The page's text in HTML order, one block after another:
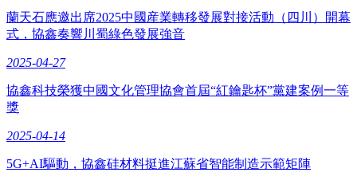
蘭天石應邀出席2025中國産業轉移發展對接活動（四川）開幕
式，協鑫奏響川蜀綠色發展強音
2025-04-27
協鑫科技榮獲中國文化管理協會首屆“紅鑰匙杯”黨建案例一等
獎
2025-04-14
5G+AI驅動，協鑫硅材料挺進江蘇省智能制造示範矩陣